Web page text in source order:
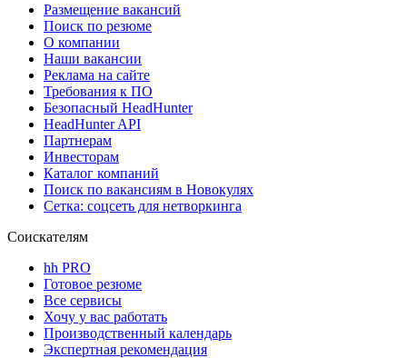
Размещение вакансий
Поиск по резюме
О компании
Наши вакансии
Реклама на сайте
Требования к ПО
Безопасный HeadHunter
HeadHunter API
Партнерам
Инвесторам
Каталог компаний
Поиск по вакансиям в Новокулях
Сетка: соцсеть для нетворкинга
Соискателям
hh PRO
Готовое резюме
Все сервисы
Хочу у вас работать
Производственный календарь
Экспертная рекомендация